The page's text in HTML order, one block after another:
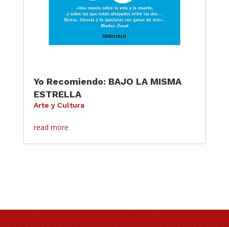
Yo Recomiendo: BAJO LA MISMA
ESTRELLA
Arte y Cultura
read more